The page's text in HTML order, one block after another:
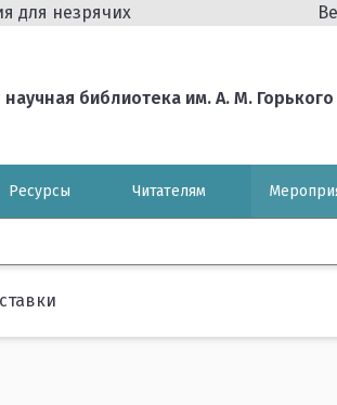
для незрячих
библиотека им. А. М. Горького
Ресурсы Читателям